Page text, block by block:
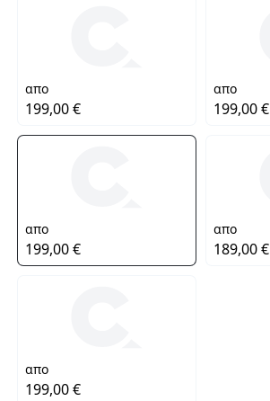
απο
199,00 €
απο
199,00 €
απο
199,00 €
απο
189,00 €
απο
199,00 €